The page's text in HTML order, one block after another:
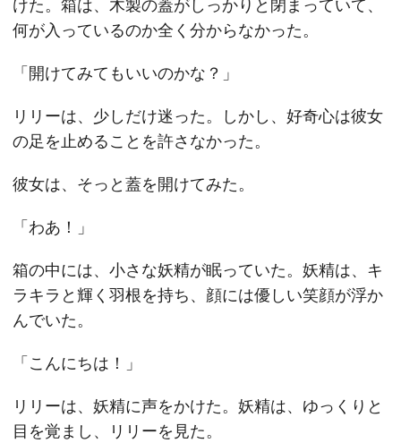
けた。箱は、木製の蓋がしっかりと閉まっていて、
何が入っているのか全く分からなかった。
「開けてみてもいいのかな？」
リリーは、少しだけ迷った。しかし、好奇心は彼女
の足を止めることを許さなかった。
彼女は、そっと蓋を開けてみた。
「わあ！」
箱の中には、小さな妖精が眠っていた。妖精は、キ
ラキラと輝く羽根を持ち、顔には優しい笑顔が浮か
んでいた。
「こんにちは！」
リリーは、妖精に声をかけた。妖精は、ゆっくりと
目を覚まし、リリーを見た。